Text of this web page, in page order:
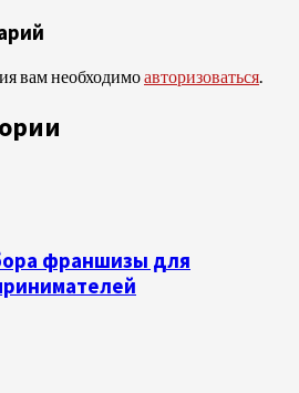
вам необходимоавторизоваться.
франшизы для